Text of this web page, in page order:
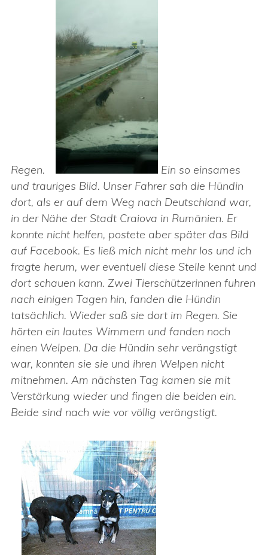
Regen.
Ein so einsames
und trauriges Bild. Unser Fahrer sah die Hündin
dort, als er auf dem Weg nach Deutschland war,
in der Nähe der Stadt Craiova in Rumänien. Er
konnte nicht helfen, postete aber später das Bild
auf Facebook. Es ließ mich nicht mehr los und ich
fragte herum, wer eventuell diese Stelle kennt und
dort schauen kann. Zwei Tierschützerinnen fuhren
nach einigen Tagen hin, fanden die Hündin
tatsächlich. Wieder saß sie dort im Regen. Sie
hörten ein lautes Wimmern und fanden noch
einen Welpen. Da die Hündin sehr verängstigt
war, konnten sie sie und ihren Welpen nicht
mitnehmen. Am nächsten Tag kamen sie mit
Verstärkung wieder und fingen die beiden ein.
Beide sind nach wie vor völlig verängstigt.